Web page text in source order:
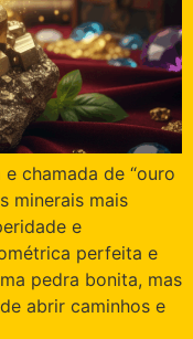
chamada de “ouro
minerais mais
e
perfeita e
pedra bonita, mas
abrir caminhos e